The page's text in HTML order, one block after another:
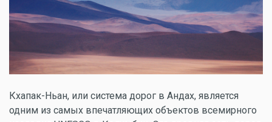
Кхапак-Ньан, или система дорог в Андах, является
одним из самых впечатляющих объектов всемирного